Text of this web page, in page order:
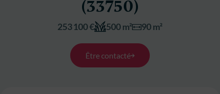
(33750)
253 100 € 500 m² 90 m²
Être contacté